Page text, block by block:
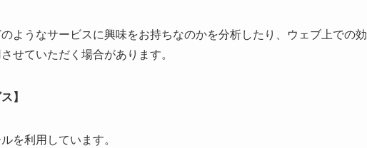
ようなサービスに興味をお持ちなのかを分析したり、ウェブ上での効
せていただく場合があります。
】
を利用しています。